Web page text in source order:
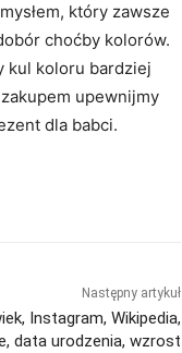
który zawsze
choćby kolorów.
kul koloru bardziej
upewnijmy
dla babci.
Następny artykuł
Instagram, Wikipedia,
data urodzenia, wzrost